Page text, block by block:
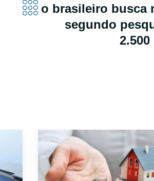
o brasileiro busca
segundo